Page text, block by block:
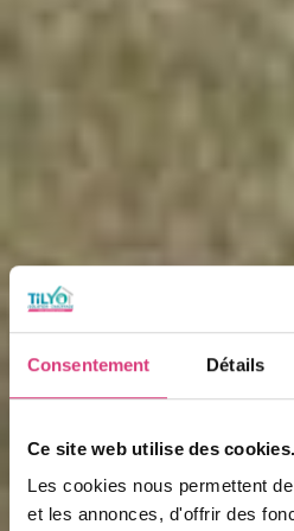
Consentement Détails
Ce site web utilise des cookies.
Les cookies nous permettent
et les annonces, d'offrir des